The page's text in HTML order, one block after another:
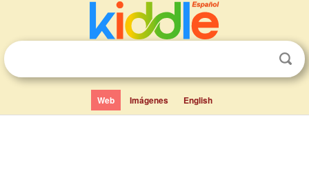
Web Imágenes English